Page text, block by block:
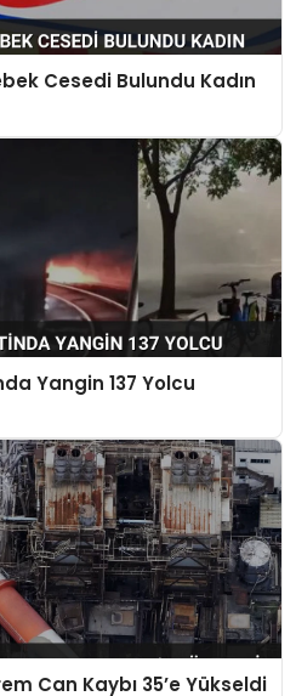
Cesedi Bulundu Kadın
Yangin 137 Yolcu
Can Kaybı 35’e Yükseldi